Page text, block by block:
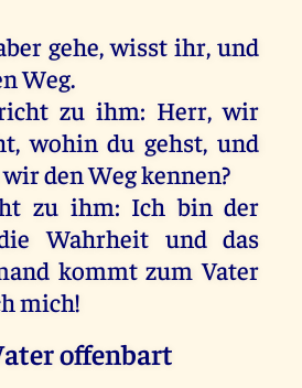
gehe, wisstihr,und
Weg.
zu ihm: Herr,wir
,wohin du gehst,und
wirdenWegkennen?
zu ihm: Ich bin der
Wahrheit und das
kommt zum Vater
mich!
offenbart